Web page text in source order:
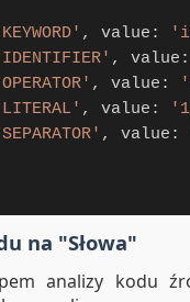
na "Słowa"
analizy kodu
, value:
, value:
, value:
, value:
, value: